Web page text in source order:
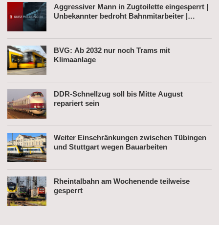
Aggressiver Mann in Zugtoilette eingesperrt |
Unbekannter bedroht Bahnmitarbeiter |
BVG: Ab 2032 nur noch Trams mit
Klimaanlage
DDR-Schnellzug soll bis Mitte August
repariert sein
Weiter Einschränkungen zwischen Tübingen
und Stuttgart wegen Bauarbeiten
Rheintalbahn am Wochenende teilweise
gesperrt